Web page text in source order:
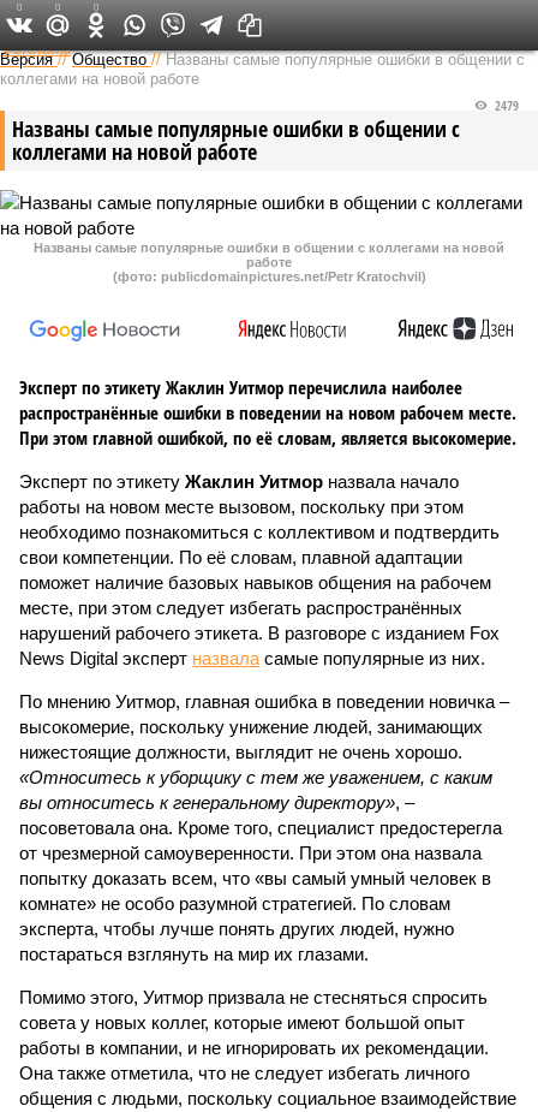
Федеральный выпуск
Версия //Общество //Названы самые популярные ошибки в общении с
коллегами на новой работе
Названы самые популярные ошибки в общении с
коллегами на новой работе
2479
Названы самые популярные ошибки в общении с коллегами на новой
работе
(фото: publicdomainpictures.net/Petr Kratochvil)
Эксперт по этикету Жаклин Уитмор перечислила наиболее
распространённые ошибки в поведении на новом рабочем месте.
При этом главной ошибкой, по её словам, является высокомерие.
Эксперт по этикету Жаклин Уитмор назвала начало
работы на новом месте вызовом, поскольку при этом
необходимо познакомиться с коллективом и подтвердить
свои компетенции. По её словам, плавной адаптации
поможет наличие базовых навыков общения на рабочем
месте, при этом следует избегать распространённых
нарушений рабочего этикета. В разговоре с изданием Fox
News Digital эксперт назвала самые популярные из них.
По мнению Уитмор, главная ошибка в поведении новичка –
высокомерие, поскольку унижение людей, занимающих
нижестоящие должности, выглядит не очень хорошо.
«Относитесь к уборщику с тем же уважением, с каким
вы относитесь к генеральному директору», –
посоветовала она. Кроме того, специалист предостерегла
от чрезмерной самоуверенности. При этом она назвала
попытку доказать всем, что «вы самый умный человек в
комнате» не особо разумной стратегией. По словам
эксперта, чтобы лучше понять других людей, нужно
постараться взглянуть на мир их глазами.
Помимо этого, Уитмор призвала не стесняться спросить
совета у новых коллег, которые имеют большой опыт
работы в компании, и не игнорировать их рекомендации.
Она также отметила, что не следует избегать личного
общения с людьми, поскольку социальное взаимодействие
0 0 0